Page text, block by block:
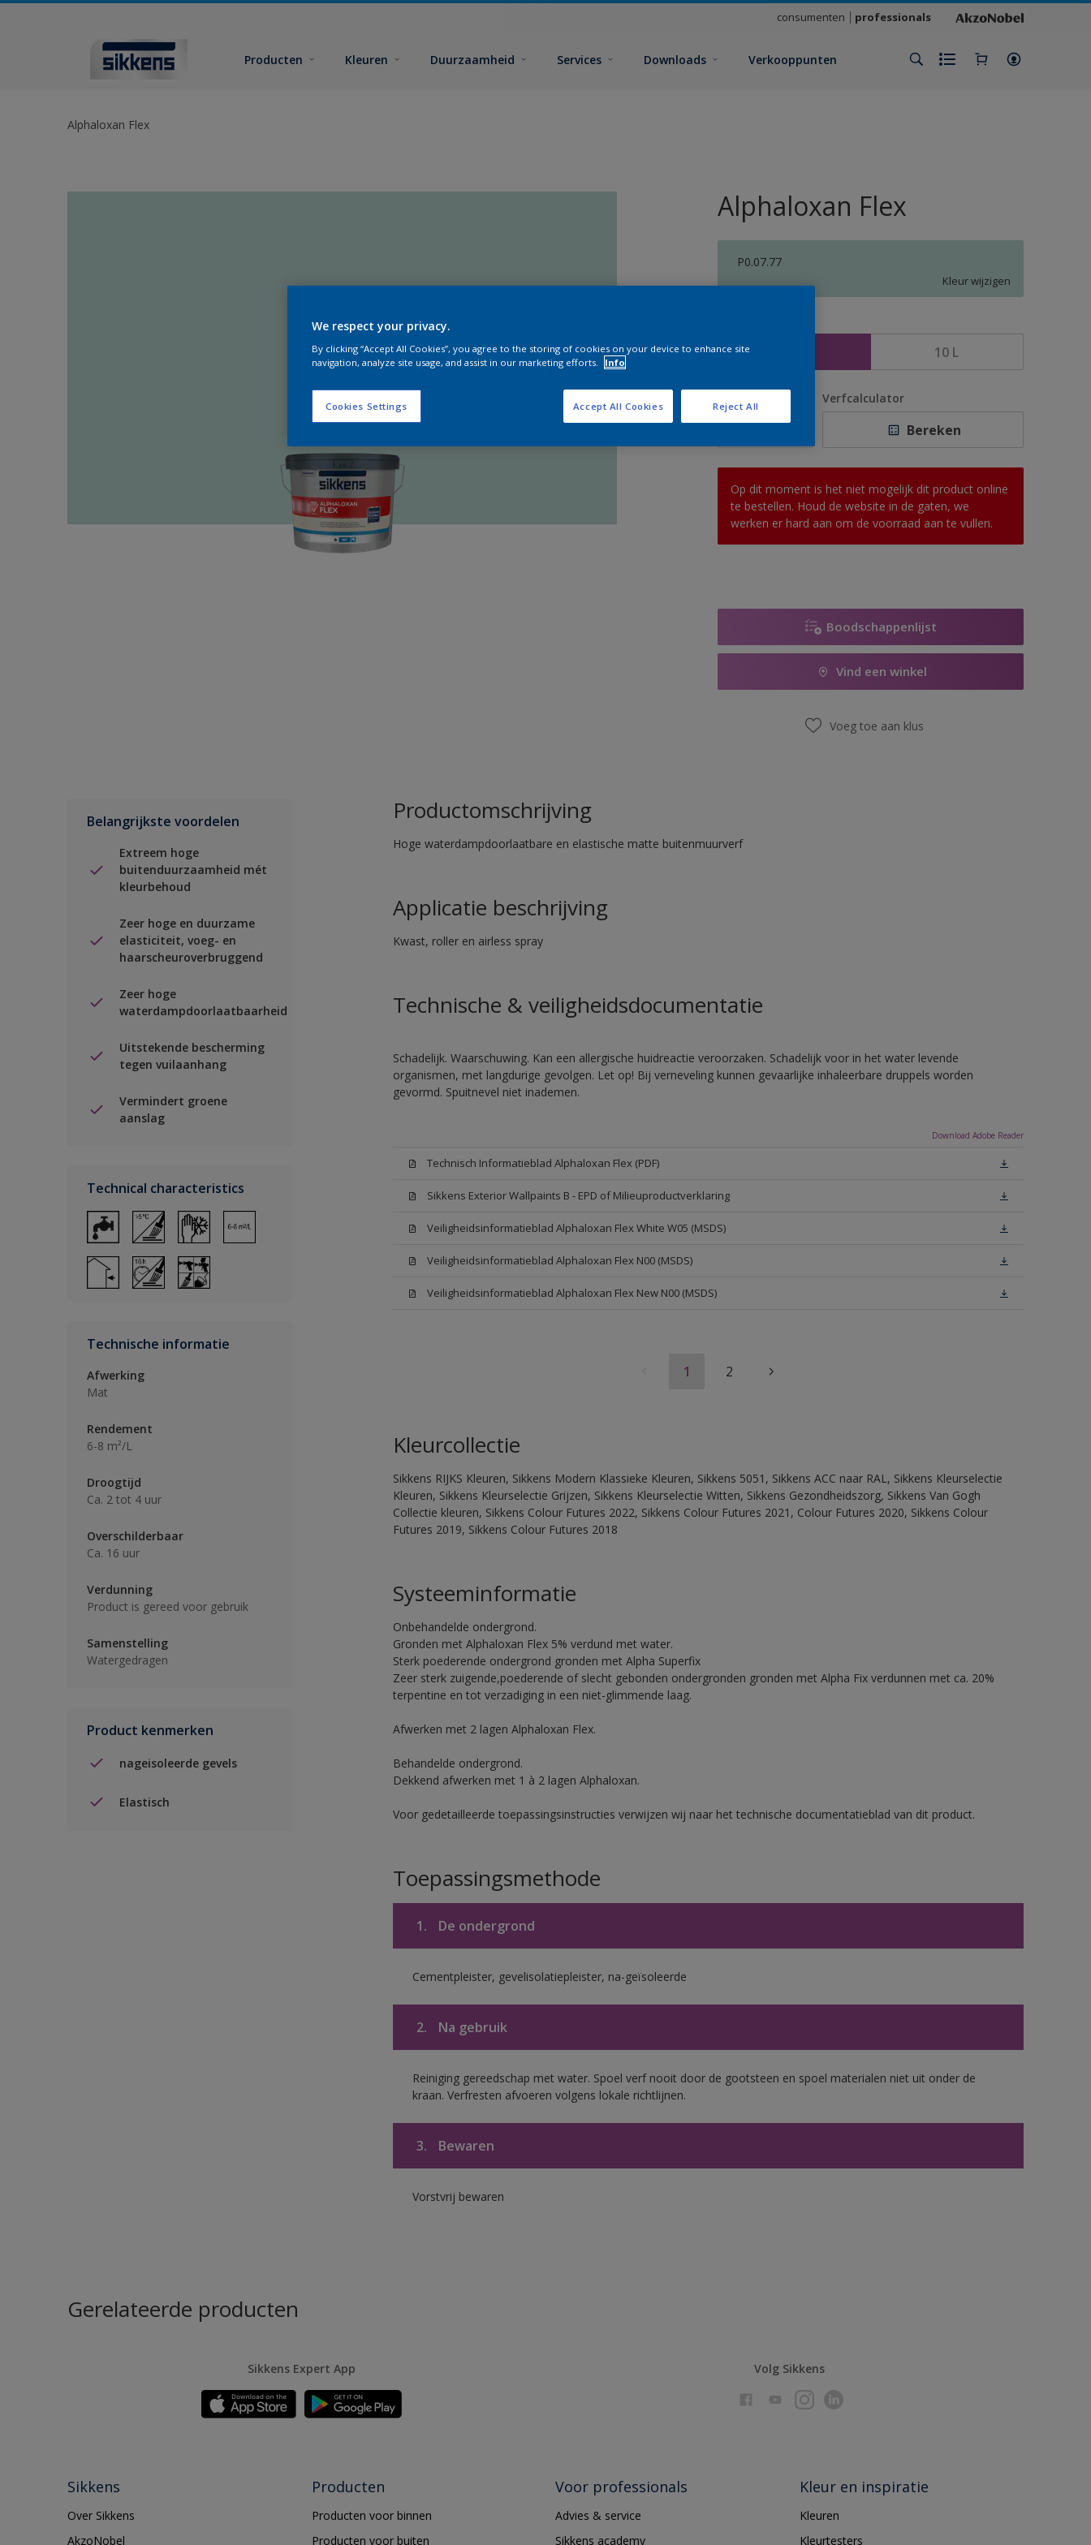
consumenten professionals
Producten Kleuren Duurzaamheid Services Downloads Verkooppunten
Alphaloxan Flex
Alphaloxan Flex
P0.07.77
Kleur wijzigen
10 L
Verfcalculator
Bereken
Op dit moment is het niet mogelijk dit product online
te bestellen. Houd de website in de gaten, we
werken er hard aan om de voorraad aan te vullen.
Boodschappenlijst
Vind een winkel
Voeg toe aan klus
Belangrijkste voordelen
Extreem hoge
buitenduurzaamheid mét
kleurbehoud
Zeer hoge en duurzame
elasticiteit, voeg- en
haarscheuroverbruggend
Zeer hoge
waterdampdoorlaatbaarheid
Uitstekende bescherming
tegen vuilaanhang
Vermindert groene
aanslag
Technical characteristics
Technische informatie
Afwerking
Mat
Rendement
6-8 m²/L
Droogtijd
Ca. 2 tot 4 uur
Overschilderbaar
Ca. 16 uur
Verdunning
Product is gereed voor gebruik
Samenstelling
Watergedragen
Product kenmerken
nageisoleerde gevels
Elastisch
Productomschrijving
Hoge waterdampdoorlaatbare en elastische matte buitenmuurverf
Applicatie beschrijving
Kwast, roller en airless spray
Technische & veiligheidsdocumentatie
Schadelijk. Waarschuwing. Kan een allergische huidreactie veroorzaken. Schadelijk voor in het water levende
organismen, met langdurige gevolgen. Let op! Bij verneveling kunnen gevaarlijke inhaleerbare druppels worden
gevormd. Spuitnevel niet inademen.
Download Adobe Reader
Technisch Informatieblad Alphaloxan Flex (PDF)
Sikkens Exterior Wallpaints B - EPD of Milieuproductverklaring
Veiligheidsinformatieblad Alphaloxan Flex White W05 (MSDS)
Veiligheidsinformatieblad Alphaloxan Flex N00 (MSDS)
Veiligheidsinformatieblad Alphaloxan Flex New N00 (MSDS)
1 2
Kleurcollectie
Sikkens RIJKS Kleuren, Sikkens Modern Klassieke Kleuren, Sikkens 5051, Sikkens ACC naar RAL, Sikkens Kleurselectie
Kleuren, Sikkens Kleurselectie Grijzen, Sikkens Kleurselectie Witten, Sikkens Gezondheidszorg, Sikkens Van Gogh
Collectie kleuren, Sikkens Colour Futures 2022, Sikkens Colour Futures 2021, Colour Futures 2020, Sikkens Colour
Futures 2019, Sikkens Colour Futures 2018
Systeeminformatie
Onbehandelde ondergrond.
Gronden met Alphaloxan Flex 5% verdund met water.
Sterk poederende ondergrond gronden met Alpha Superfix
Zeer sterk zuigende,poederende of slecht gebonden ondergronden gronden met Alpha Fix verdunnen met ca. 20%
terpentine en tot verzadiging in een niet-glimmende laag.
Afwerken met 2 lagen Alphaloxan Flex.
Behandelde ondergrond.
Dekkend afwerken met 1 à 2 lagen Alphaloxan.
Voor gedetailleerde toepassingsinstructies verwijzen wij naar het technische documentatieblad van dit product.
Toepassingsmethode
1. De ondergrond
Cementpleister, gevelisolatiepleister, na-geïsoleerde
2. Na gebruik
Reiniging gereedschap met water. Spoel verf nooit door de gootsteen en spoel materialen niet uit onder de
kraan. Verfresten afvoeren volgens lokale richtlijnen.
3. Bewaren
Vorstvrij bewaren
Gerelateerde producten
Sikkens Expert App Volg Sikkens
Sikkens
Over Sikkens
AkzoNobel
Producten
Producten voor binnen
Producten voor buiten
Voor professionals
Advies & service
Sikkens academy
Kleur en inspiratie
Kleuren
Kleurtesters
We respect your privacy.
By clicking “Accept All Cookies”, you agree to the storing of cookies on your device to enhance site
navigation, analyze site usage, and assist in our marketing efforts.
Info
Cookies Settings Reject All
Accept All Cookies